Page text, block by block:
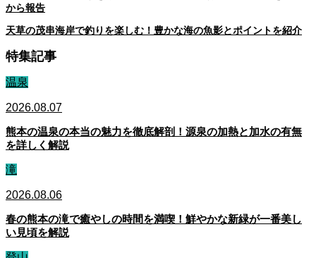
から報告
天草の茂串海岸で釣りを楽しむ！豊かな海の魚影とポイントを紹介
特集記事
温泉
2026.08.07
熊本の温泉の本当の魅力を徹底解剖！源泉の加熱と加水の有無
を詳しく解説
滝
2026.08.06
春の熊本の滝で癒やしの時間を満喫！鮮やかな新緑が一番美し
い見頃を解説